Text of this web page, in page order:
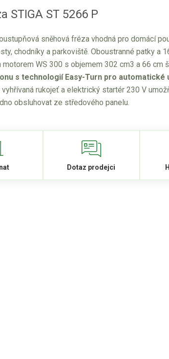
STIGA ST 5266 P
sněhová fréza vhodná pro domácí
chodníky a parkoviště. Oboustranné patky a
WS 300 s objemem 302 cm3 a 66 cm
s technologií Easy-Turn pro
rukojeť a elektrický startér 230 V
obsluhovat ze středového panelu.
Dotaz prodejci